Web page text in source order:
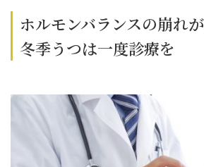
ホルモンバランスの崩れ
冬季うつは一度診療を